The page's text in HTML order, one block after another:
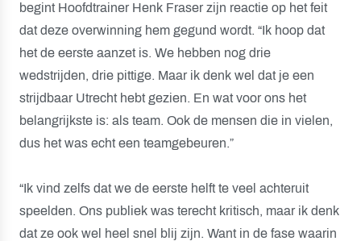
begint Hoofdtrainer Henk Fraser zijn reactie op het feit
dat deze overwinning hem gegund wordt. “Ik hoop dat
het de eerste aanzet is. We hebben nog drie
wedstrijden, drie pittige. Maar ik denk wel dat je een
strijdbaar Utrecht hebt gezien. En wat voor ons het
belangrijkste is: als team. Ook de mensen die in vielen,
dus het was echt een teamgebeuren.”
“Ik vind zelfs dat we de eerste helft te veel achteruit
speelden. Ons publiek was terecht kritisch, maar ik denk
dat ze ook wel heel snel blij zijn. Want in de fase waarin